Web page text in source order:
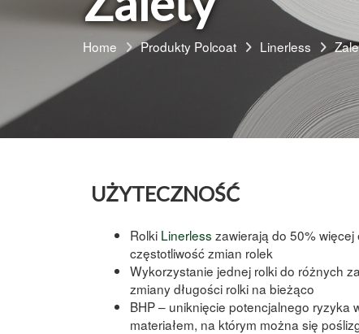
Home Produkty Polcoat Linerless
UŻYTECZNOŚĆ
Rolki Linerless zawierają do 50%
częstotliwość zmian rolek
Wykorzystanie jednej rolkido różnych
zmiany długości rolki na bieżąco
BHP– uniknięcie potencjalnego ryzyka
materiałem, na którym można się